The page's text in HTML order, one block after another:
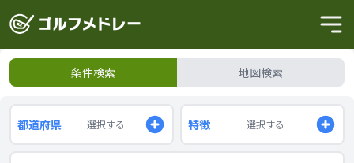
条件検索 地図検索
都道府県 選択する 特徴 選択する